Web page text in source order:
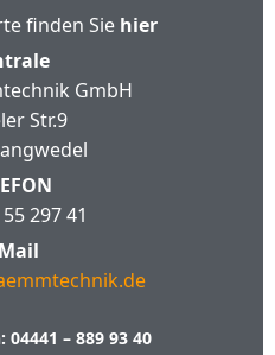
finden Sie hier
GmbH
Str.9
297 41
04441 – 889 93 40